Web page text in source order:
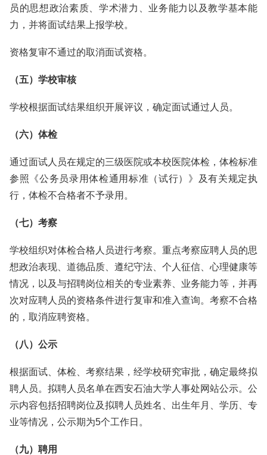
员的思想政治素质、学术潜力、业务能力以及教学基本能
力，并将面试结果上报学校。
资格复审不通过的取消面试资格。
（五）学校审核
学校根据面试结果组织开展评议，确定面试通过人员。
（六）体检
通过面试人员在规定的三级医院或本校医院体检，体检标准
参照《公务员录用体检通用标准（试行）》及有关规定执
行，体检不合格者不予录用。
（七）考察
学校组织对体检合格人员进行考察。重点考察应聘人员的思
想政治表现、道德品质、遵纪守法、个人征信、心理健康等
情况，以及与招聘岗位相关的专业素养、业务能力等，并再
次对应聘人员的资格条件进行复审和准入查询。考察不合格
的，取消应聘资格。
（八）公示
根据面试、体检、考察结果，经学校研究审批，确定最终拟
聘人员。拟聘人员名单在西安石油大学人事处网站公示。公
示内容包括招聘岗位及拟聘人员姓名、出生年月、学历、专
业等情况，公示期为5个工作日。
（九）聘用